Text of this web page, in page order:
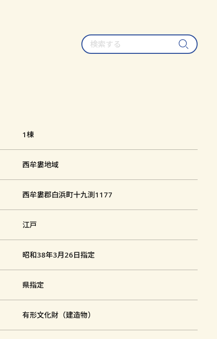
検
索
1棟
西牟婁地域
西牟婁郡白浜町十九渕1177
江戸
昭和38年3月26日指定
県指定
有形文化財（建造物）